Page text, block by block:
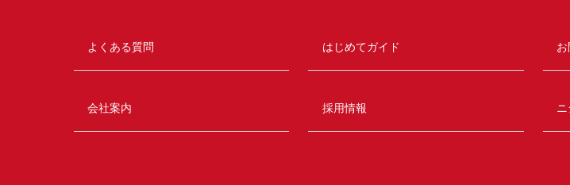
よくある質問 はじめてガイド
会社案内 採用情報